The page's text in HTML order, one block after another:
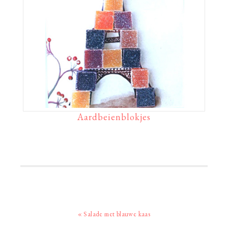
Aardbeienblokjes
Vorig
« Salade met blauwe kaas